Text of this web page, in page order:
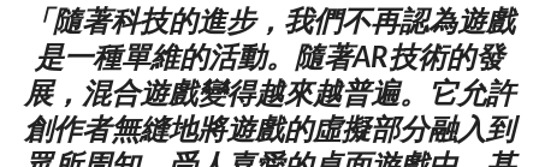
「隨著科技的進步，我們不再認為遊戲
是一種單維的活動。隨著AR技術的發
展，混合遊戲變得越來越普遍。它允許
創作者無縫地將遊戲的虛擬部分融入到